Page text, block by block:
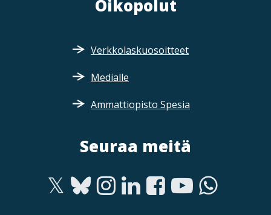
Oikopolut
Verkkolaskuosoitteet
Medialle
Ammattiopisto Spesia
Seuraa meitä